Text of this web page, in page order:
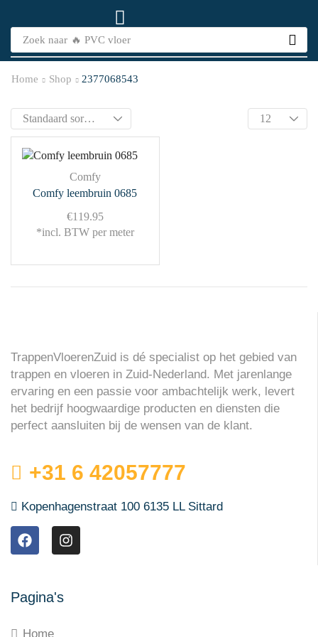
Zoek naar 🔥 PVC vloer
Home Shop 2377068543
Comfy
Comfy leembruin 0685
€119.95
*incl. BTW per meter
TrappenVloerenZuid is dé specialist op het gebied van
trappen en vloeren in Zuid-Nederland. Met jarenlange
ervaring en een passie voor ambachtelijk werk, levert
het bedrijf hoogwaardige producten en diensten die
perfect aansluiten bij de wensen van de klant.
+31 6 42057777
Kopenhagenstraat 100 6135 LL Sittard
Pagina's
Home